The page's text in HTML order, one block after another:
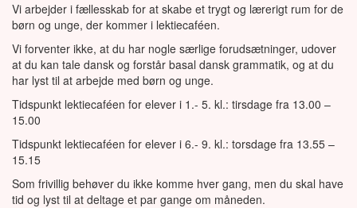
Vi arbejder i fællesskab for at skabe et trygt og lærerigt rum for de
børn og unge, der kommer i lektiecaféen.
Vi forventer ikke, at du har nogle særlige forudsætninger, udover
at du kan tale dansk og forstår basal dansk grammatik, og at du
har lyst til at arbejde med børn og unge.
Tidspunkt lektiecaféen for elever i 1.- 5. kl.: tirsdage fra 13.00 –
15.00
Tidspunkt lektiecaféen for elever i 6.- 9. kl.: torsdage fra 13.55 –
15.15
Som frivillig behøver du ikke komme hver gang, men du skal have
tid og lyst til at deltage et par gange om måneden.